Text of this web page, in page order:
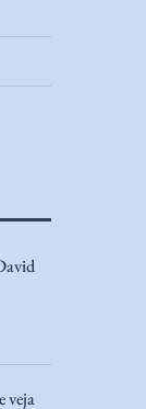
veja